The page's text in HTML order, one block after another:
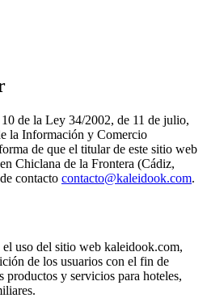
de la Ley 34/2002, de 11 de julio,
la Información y Comercio
de que el titular de este sitio web
Chiclana de la Frontera (Cádiz,
contacto contacto@kaleidook.com.
uso del sitio web kaleidook.com,
de los usuarios con el fin de
y servicios para hoteles,